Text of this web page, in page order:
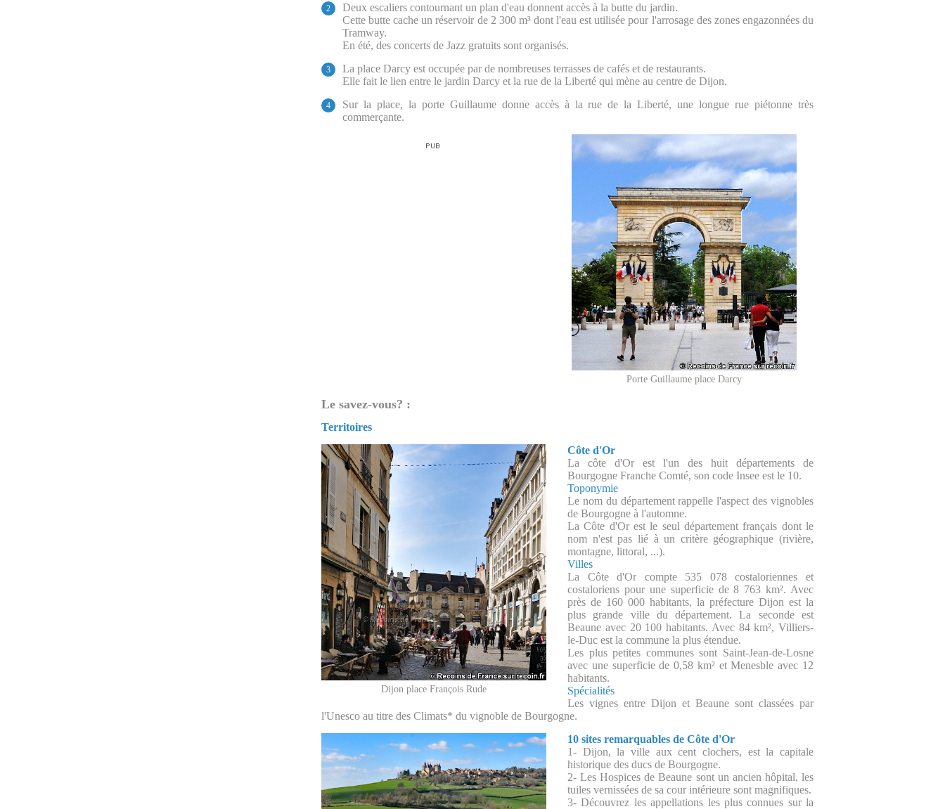
2
Deux escaliers contournant un plan d'eau donnent accès à la butte du jardin.
Cette butte cache un réservoir de 2 300 m³ dont l'eau est utilisée pour l'arrosage des zones engazonnées du
Tramway.
En été, des concerts de Jazz gratuits sont organisés.
3
La place Darcy est occupée par de nombreuses terrasses de cafés et de restaurants.
Elle fait le lien entre le jardin Darcy et la rue de la Liberté qui mène au centre de Dijon.
4
Sur la place, la porte Guillaume donne accès à la rue de la Liberté, une longue rue piétonne très
commerçante.
Porte Guillaume place Darcy
Le savez-vous? :
Territoires
Dijon place François Rude
Côte d'Or
La côte d'Or est l'un des huit départements de
Bourgogne Franche Comté, son code Insee est le 10.
Toponymie
Le nom du département rappelle l'aspect des vignobles
de Bourgogne à l'automne.
La Côte d'Or est le seul département français dont le
nom n'est pas lié à un critère géographique (rivière,
montagne, littoral, ...).
Villes
La Côte d'Or compte 535 078 costaloriennes et
costaloriens pour une superficie de 8 763 km². Avec
près de 160 000 habitants, la préfecture Dijon est la
plus grande ville du département. La seconde est
Beaune avec 20 100 habitants. Avec 84 km², Villiers-
le-Duc est la commune la plus étendue.
Les plus petites communes sont Saint-Jean-de-Losne
avec une superficie de 0,58 km² et Menesble avec 12
habitants.
Spécialités
Les vignes entre Dijon et Beaune sont classées par
l'Unesco au titre des Climats* du vignoble de Bourgogne.
10 sites remarquables de Côte d'Or
1- Dijon, la ville aux cent clochers, est la capitale
historique des ducs de Bourgogne.
2- Les Hospices de Beaune sont un ancien hôpital, les
tuiles vernissées de sa cour intérieure sont magnifiques.
3- Découvrez les appellations les plus connues sur la